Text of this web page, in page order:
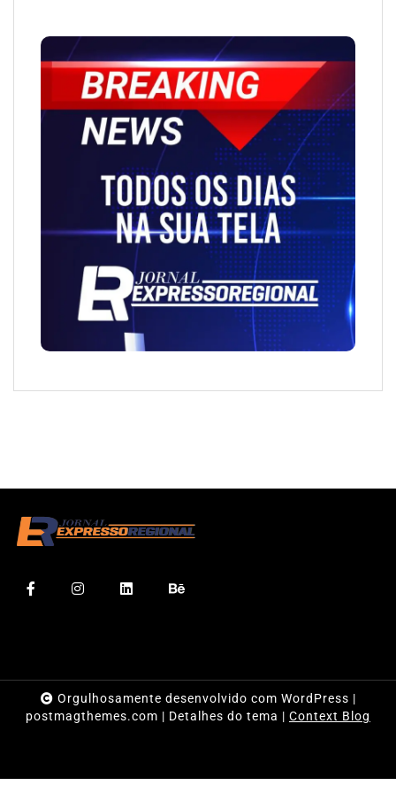
Orgulhosamente desenvolvido com WordPress |
postmagthemes.com | Detalhes do tema | Context Blog